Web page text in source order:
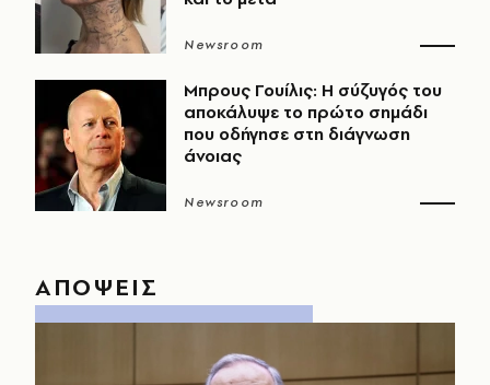
Newsroom
Μπρους Γουίλις: Η σύζυγός του
αποκάλυψε το πρώτο σημάδι
που οδήγησε στη διάγνωση
άνοιας
Newsroom
ΑΠΟΨΕΙΣ